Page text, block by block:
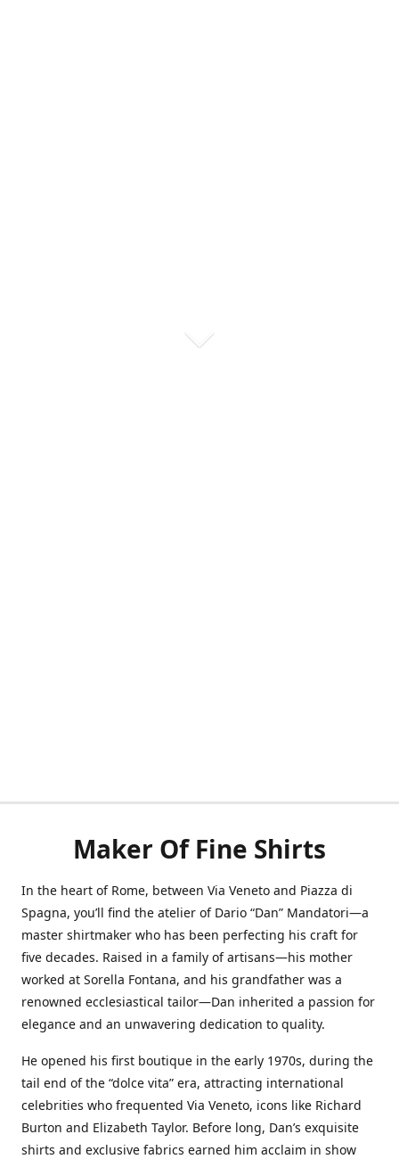
Maker Of Fine Shirts
In the heart of Rome, between Via Veneto and Piazza di
Spagna, you’ll find the atelier of Dario “Dan” Mandatori—a
master shirtmaker who has been perfecting his craft for
five decades. Raised in a family of artisans—his mother
worked at Sorella Fontana, and his grandfather was a
renowned ecclesiastical tailor—Dan inherited a passion for
elegance and an unwavering dedication to quality.
He opened his first boutique in the early 1970s, during the
tail end of the “dolce vita” era, attracting international
celebrities who frequented Via Veneto, icons like Richard
Burton and Elizabeth Taylor. Before long, Dan’s exquisite
shirts and exclusive fabrics earned him acclaim in show